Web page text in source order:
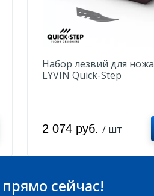
Набор лезвий для ножа
LYVIN Quick-Step
2 074 руб. / шт
сейчас!